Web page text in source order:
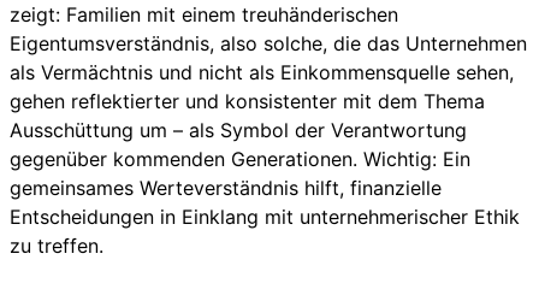
zeigt: Familien mit einem treuhänderischen
Eigentumsverständnis, also solche, die das Unternehmen
als Vermächtnis und nicht als Einkommensquelle sehen,
gehen reflektierter und konsistenter mit dem Thema
Ausschüttung um – als Symbol der Verantwortung
gegenüber kommenden Generationen. Wichtig: Ein
gemeinsames Werteverständnis hilft, finanzielle
Entscheidungen in Einklang mit unternehmerischer Ethik
zu treffen.